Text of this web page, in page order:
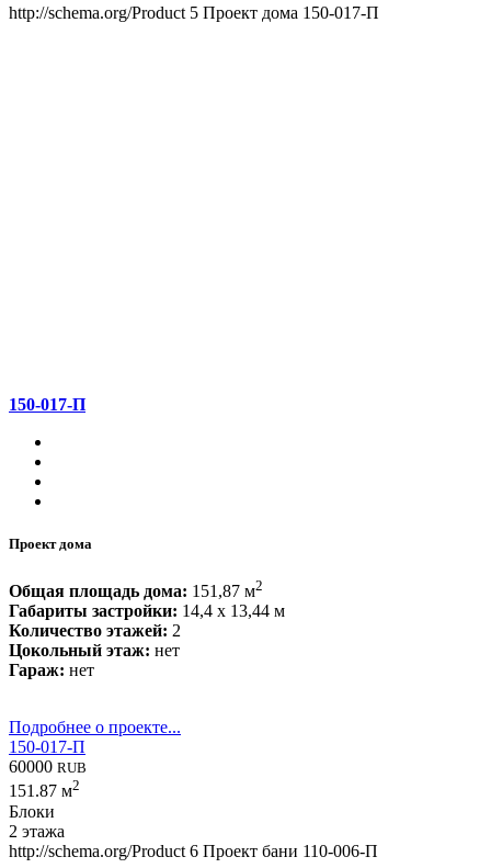
http://schema.org/Product 5 Проект дома 150-017-П
150-017-П
Проект дома
Общая площадь дома: 151,87 м2
Габариты застройки: 14,4 x 13,44 м
Количество этажей: 2
Цокольный этаж: нет
Гараж: нет
Подробнее о проекте...
150-017-П
60000 RUB
151.87 м2
Блоки
2 этажа
http://schema.org/Product 6 Проект бани 110-006-П